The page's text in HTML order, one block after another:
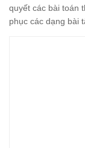
quyết các bài toán
phục các dạng bài